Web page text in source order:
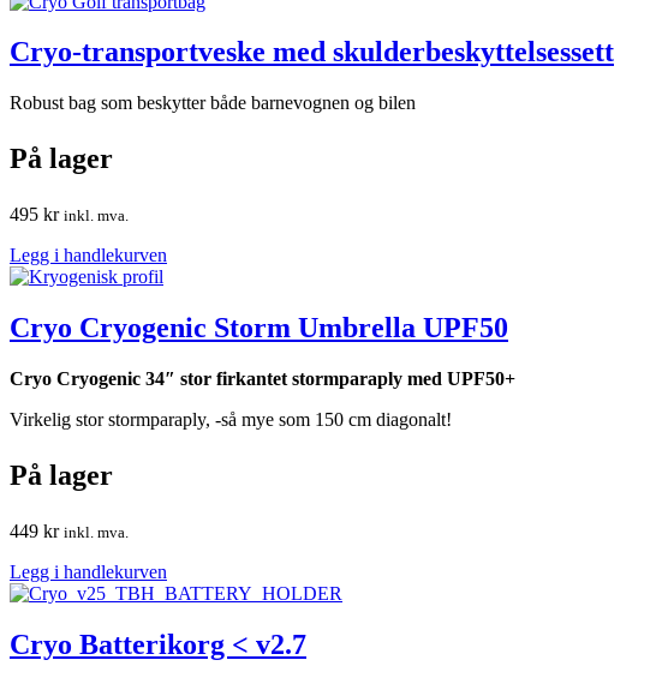
Cryo-transportveske med skulderbeskyttelsessett
Robust bag som beskytter både barnevognen og bilen
På lager
495 kr inkl. mva.
Legg i handlekurven
Cryo Cryogenic Storm Umbrella UPF50
Cryo Cryogenic 34″ stor firkantet stormparaply med UPF50+
Virkelig stor stormparaply, -så mye som 150 cm diagonalt!
På lager
449 kr inkl. mva.
Legg i handlekurven
Cryo Batterikorg < v2.7